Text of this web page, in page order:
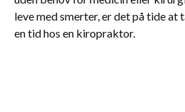
leve med smerter, er det på tide
en tid hos en kiropraktor.